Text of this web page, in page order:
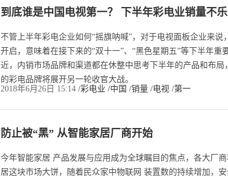
到底谁是中国电视第一？ 下半年彩电业销量不
不管上半年彩电企业如何“摇旗呐喊”，对于电视面板企业来说
开启，意味着在接下来的“双十一”、“黑色星期五”等下半年重
近，内销市场品牌和渠道都在休整中思考下半年的产品和布局
的彩电品牌将展开另一轮收官大战。
2018年6月26日 15:14 /彩电业 /中国 /销量 /电视 /第一
防止被“黑” 从智能家居厂商开始
今年智能家居 产品发展与应用成为全球瞩目的焦点，各大厂
居这块市场大饼，随着民众家中物联网 装置数的持续增加，